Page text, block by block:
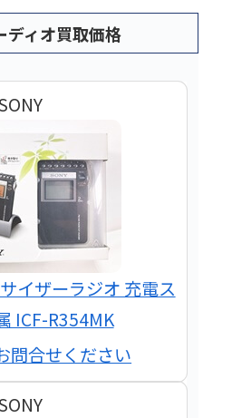
ィオ買取価格
イザーラジオ 充電ス
ICF-R354MK
問合せください